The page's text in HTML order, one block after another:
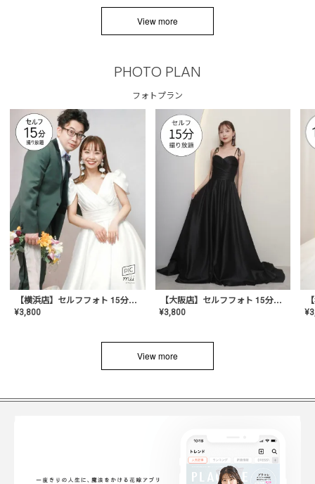
View more
PHOTO PLAN
フォトプラン
【横浜店】セルフフォト 15分撮り放題プラン
¥3,800
【大阪店】セルフフォト 15分撮り放題プラン
¥3,800 ¥
View more